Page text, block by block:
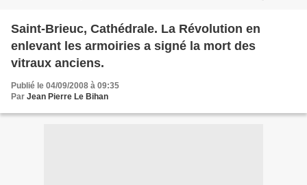
Saint-Brieuc, Cathédrale. La Révolution en
enlevant les armoiries a signé la mort des
vitraux anciens.
Publié le 04/09/2008 à 09:35
Par Jean Pierre Le Bihan